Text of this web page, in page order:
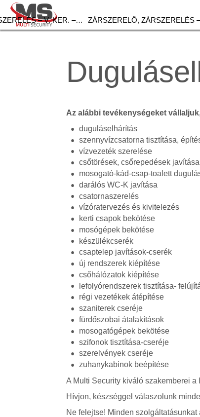
– V. KER. –… ZÁRSZERELŐ, ZÁRSZERELÉS
Az alábbi tevékenységeket
duguláselhárítás
szennyvízcsatorna tisztítása,
vízvezeték szerelése
csőtörések, csőrepedések javítása
mosogató-kád-csap-toalett
darálós WC-K javítása
csatornaszerelés
vízóratervezés és kivitelezés
kerti csapok bekötése
mosógépek bekötése
készülékcserék
csaptelep javítások-cserék
új rendszerek kiépítése
csőhálózatok kiépítése
lefolyórendszerek tisztítása-
régi vezetékek átépítése
szaniterek cseréje
fürdőszobai átalakítások
mosogatógépek bekötése
szifonok tisztítása-cseréje
szerelvények cseréje
zuhanykabinok beépítése
A Multi Security kiváló szakemberei
Hívjon, készséggel válaszolunk
Ne felejtse! Minden